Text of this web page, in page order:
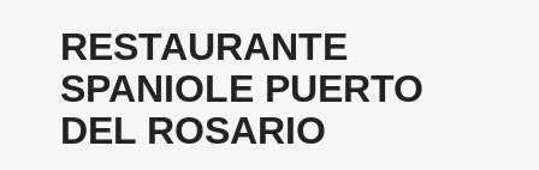
RESTAURANTE
SPANIOLE PUERTO
DEL ROSARIO